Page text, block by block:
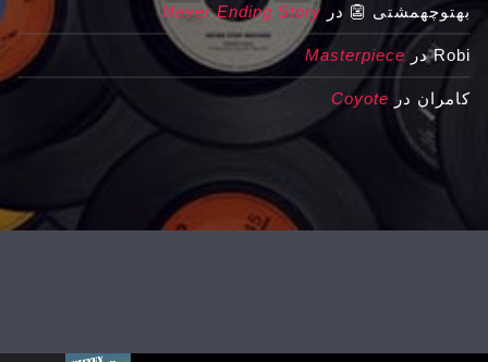
بهتوچهمشتی 👺 در Never Ending Story
Robiدر Masterpiece
کامران در Coyote